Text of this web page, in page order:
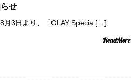
せ
月3日より、「GLAY Specia […]
ReadMore